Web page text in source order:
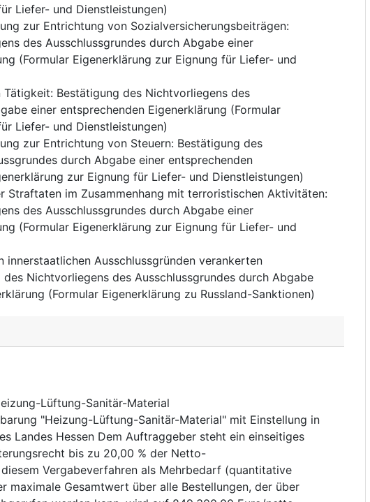
Liefer- und Dienstleistungen)
zur Entrichtung von Sozialversicherungsbeiträgen:
des Ausschlussgrundes durch Abgabe einer
(Formular Eigenerklärung zur Eignung für Liefer- und
Tätigkeit: Bestätigung des Nichtvorliegens des
einer entsprechenden Eigenerklärung (Formular
Liefer- und Dienstleistungen)
zur Entrichtung von Steuern: Bestätigung des
durch Abgabe einer entsprechenden
zur Eignung für Liefer- und Dienstleistungen)
Straftaten im Zusammenhang mit terroristischen Aktivitäten:
des Ausschlussgrundes durch Abgabe einer
(Formular Eigenerklärung zur Eignung für Liefer- und
innerstaatlichen Ausschlussgründen verankerten
des Nichtvorliegens des Ausschlussgrundes durch Abgabe
(Formular Eigenerklärung zu Russland-Sanktionen)
Lüftung-Sanitär-Material
"Heizung-Lüftung-Sanitär-Material" mit Einstellung in
Landes Hessen Dem Auftraggeber steht ein einseitiges
bis zu 20,00 % der Netto-
Vergabeverfahren als Mehrbedarf (quantitative
maximale Gesamtwert über alle Bestellungen, der über